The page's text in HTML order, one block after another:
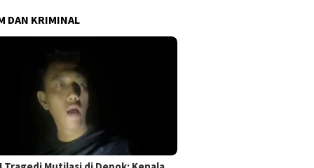
DAN KRIMINAL